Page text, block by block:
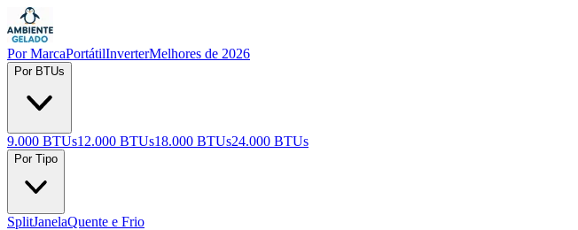
Por MarcaPortátilInverterMelhores de 2026
Por BTUs
9.000 BTUs12.000 BTUs18.000 BTUs24.000 BTUs
Por Tipo
SplitJanelaQuente e Frio